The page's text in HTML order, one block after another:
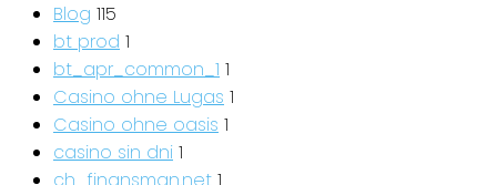
Blog 115
bt prod 1
bt_apr_common_1 1
Casino ohne Lugas 1
Casino ohne oasis 1
casino sin dni 1